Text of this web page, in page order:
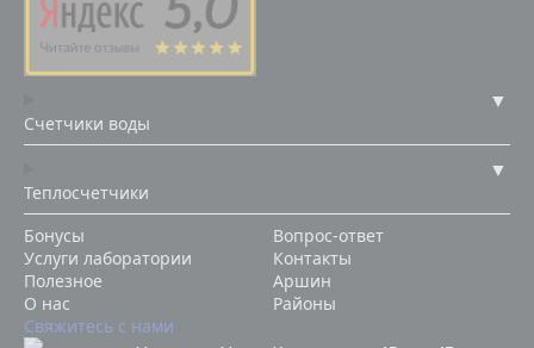
Счетчики воды
Теплосчетчики
Бонусы
Услуги лаборатории
Полезное
О нас
Вопрос-ответ
Контакты
Аршин
Районы
Свяжитесь с нами